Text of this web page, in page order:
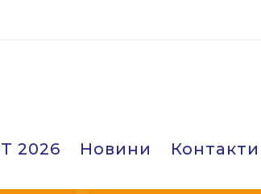
2026 Новини Контакти